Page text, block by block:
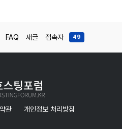
FAQ 새글 접속자 49
관 개인정보 처리방침